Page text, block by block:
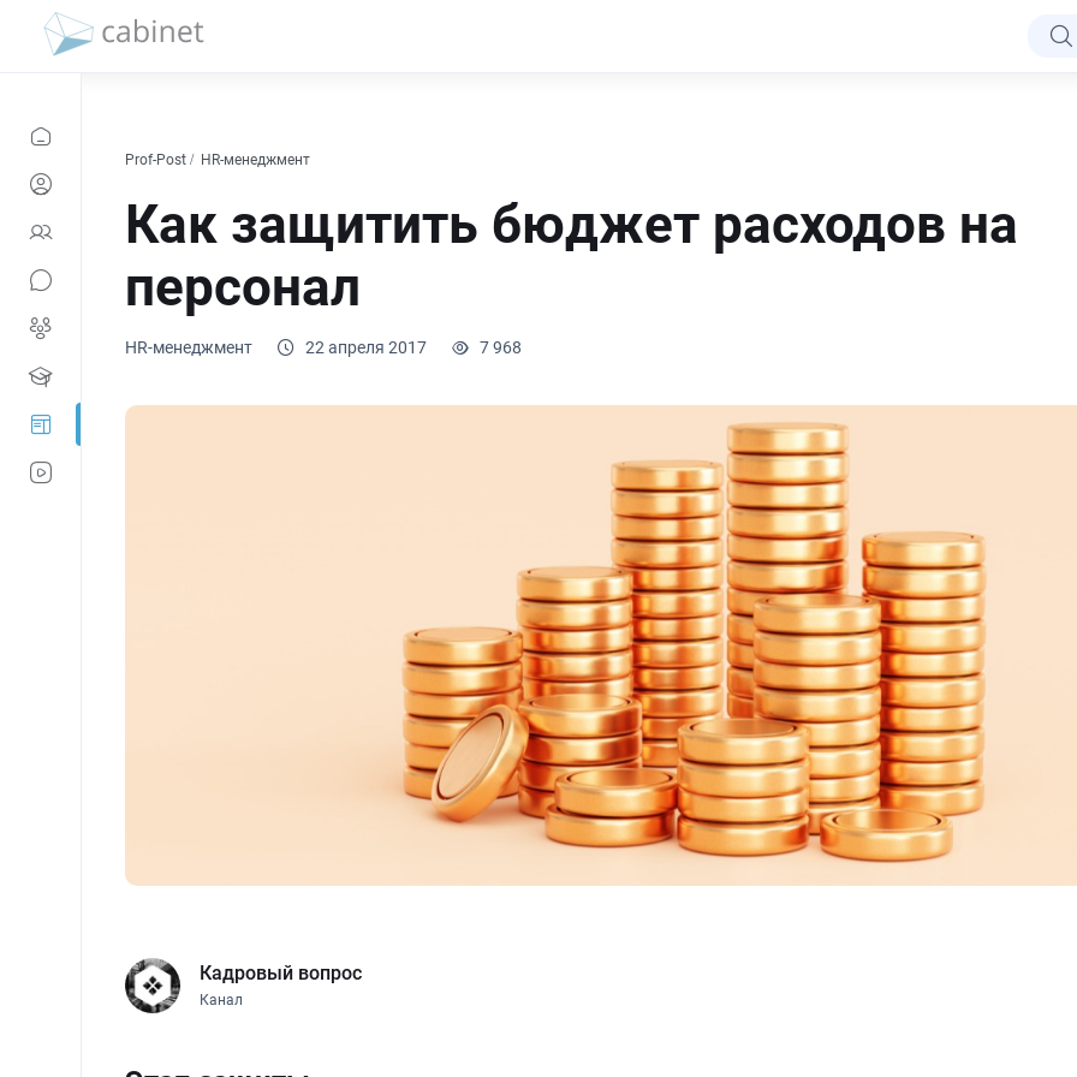
Prof-Post HR-менеджмент
Как защитить бюджет расходов на
персонал
HR-менеджмент 22 апреля 2017 7 968
Кадровый вопрос
Канал